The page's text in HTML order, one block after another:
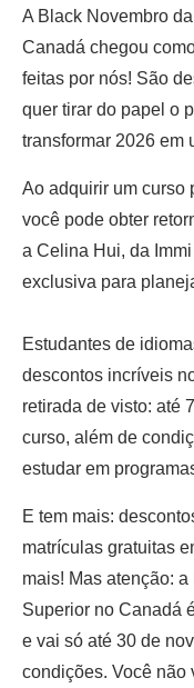
A Black Novembro
Canadá chegou
feitas por nós! São
quer tirar do papel o
transformar 2026 em
Ao adquirir um curso
você pode obter
a Celina Hui, da
exclusiva para
Estudantes de
descontos incríveis
retirada de visto: até
curso, além de
estudar em
E tem mais:
matrículas gratuitas
mais! Mas atenção:
Superior no Canadá
e vai só até 30 de
condições. Você não